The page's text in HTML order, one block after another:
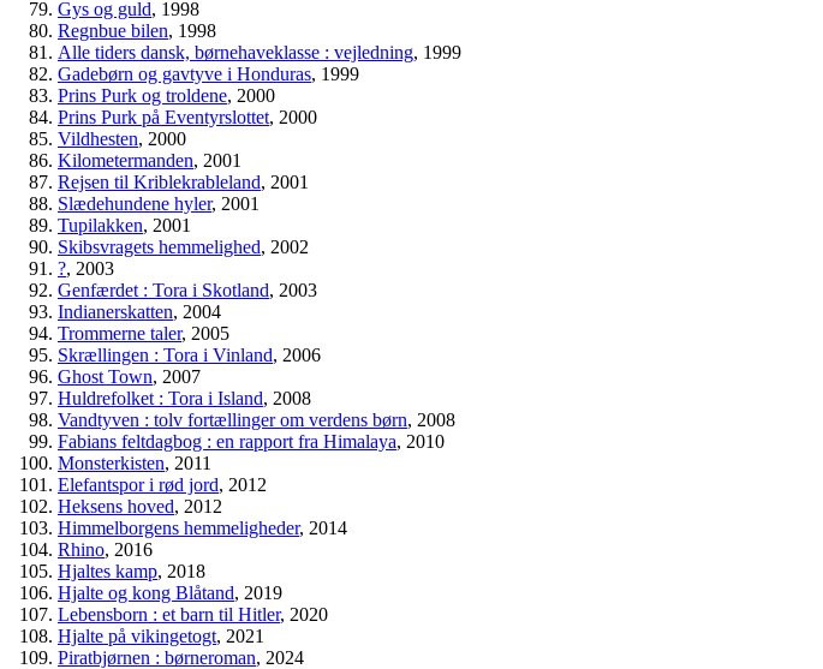
Gys og guld, 1998
Regnbue bilen, 1998
Alle tiders dansk, børnehaveklasse : vejledning, 1999
Gadebørn og gavtyve i Honduras, 1999
Prins Purk og troldene, 2000
Prins Purk på Eventyrslottet, 2000
Vildhesten, 2000
Kilometermanden, 2001
Rejsen til Kriblekrableland, 2001
Slædehundene hyler, 2001
Tupilakken, 2001
Skibsvragets hemmelighed, 2002
?, 2003
Genfærdet : Tora i Skotland, 2003
Indianerskatten, 2004
Trommerne taler, 2005
Skrællingen : Tora i Vinland, 2006
Ghost Town, 2007
Huldrefolket : Tora i Island, 2008
Vandtyven : tolv fortællinger om verdens børn, 2008
Fabians feltdagbog : en rapport fra Himalaya, 2010
Monsterkisten, 2011
Elefantspor i rød jord, 2012
Heksens hoved, 2012
Himmelborgens hemmeligheder, 2014
Rhino, 2016
Hjaltes kamp, 2018
Hjalte og kong Blåtand, 2019
Lebensborn : et barn til Hitler, 2020
Hjalte på vikingetogt, 2021
Piratbjørnen : børneroman, 2024